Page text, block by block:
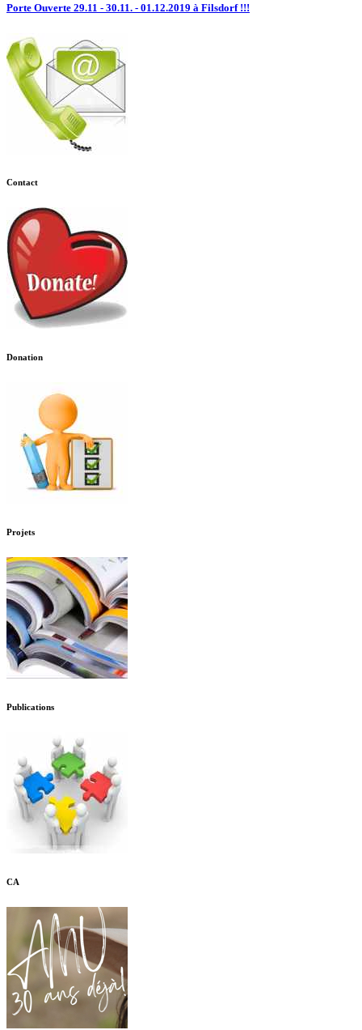
Porte Ouverte 29.11 - 30.11. - 01.12.2019 à Filsdorf !!!
Contact
Donation
Projets
Publications
CA